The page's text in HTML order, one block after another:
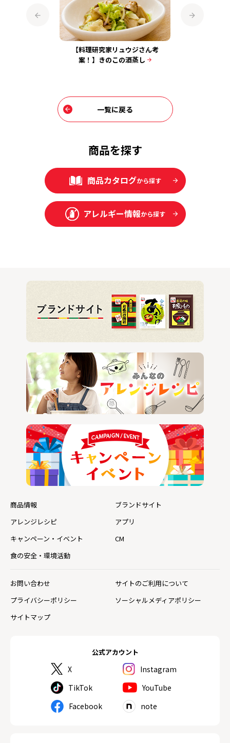
【料理研究家リュウジさん考
案！】きのこの酒蒸し
一覧に戻る
商品を探す
商品カタログから探す
アレルギー情報から探す
公式アカウント
X
Instagram
TikTok
YouTube
Facebook
note
商品情報
ブランドサイト
アレンジレシピ
アプリ
キャンペーン・イベント
CM
食の安全・環境活動
お問い合わせ
サイトのご利用について
プライバシーポリシー
ソーシャルメディアポリシー
サイトマップ